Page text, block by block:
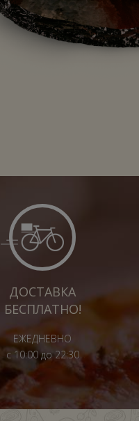
ДОСТАВКА
БЕСПЛАТНО!
ЕЖЕДНЕВНО
с 10:00 до 22:30